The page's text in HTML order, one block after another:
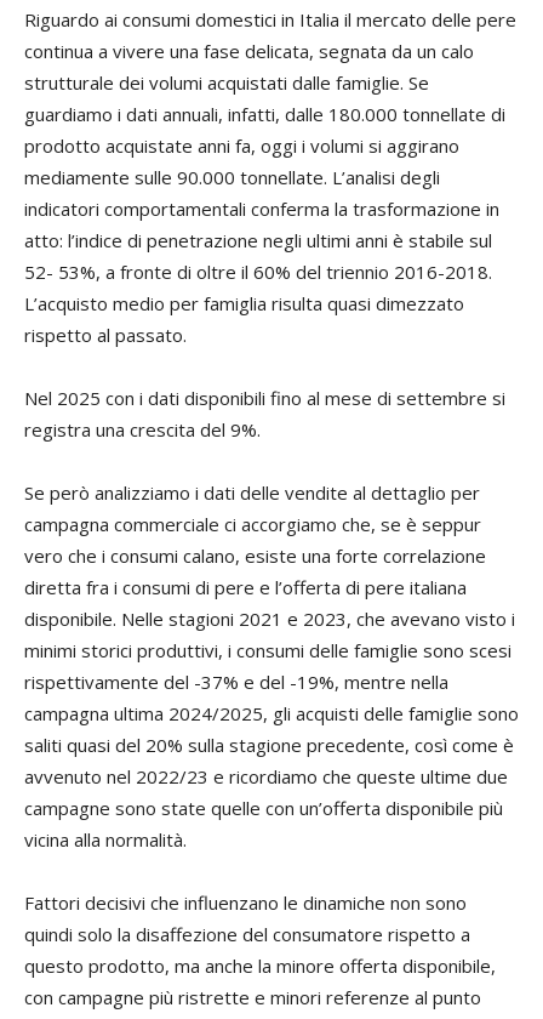
Riguardo ai consumi domestici in Italia il mercato delle pere
continua a vivere una fase delicata, segnata da un calo
strutturale dei volumi acquistati dalle famiglie. Se
guardiamo i dati annuali, infatti, dalle 180.000 tonnellate di
prodotto acquistate anni fa, oggi i volumi si aggirano
mediamente sulle 90.000 tonnellate. L’analisi degli
indicatori comportamentali conferma la trasformazione in
atto: l’indice di penetrazione negli ultimi anni è stabile sul
52- 53%, a fronte di oltre il 60% del triennio 2016-2018.
L’acquisto medio per famiglia risulta quasi dimezzato
rispetto al passato.
Nel 2025 con i dati disponibili fino al mese di settembre si
registra una crescita del 9%.
Se però analizziamo i dati delle vendite al dettaglio per
campagna commerciale ci accorgiamo che, se è seppur
vero che i consumi calano, esiste una forte correlazione
diretta fra i consumi di pere e l’offerta di pere italiana
disponibile. Nelle stagioni 2021 e 2023, che avevano visto i
minimi storici produttivi, i consumi delle famiglie sono scesi
rispettivamente del -37% e del -19%, mentre nella
campagna ultima 2024/2025, gli acquisti delle famiglie sono
saliti quasi del 20% sulla stagione precedente, così come è
avvenuto nel 2022/23 e ricordiamo che queste ultime due
campagne sono state quelle con un’offerta disponibile più
vicina alla normalità.
Fattori decisivi che influenzano le dinamiche non sono
quindi solo la disaffezione del consumatore rispetto a
questo prodotto, ma anche la minore offerta disponibile,
con campagne più ristrette e minori referenze al punto